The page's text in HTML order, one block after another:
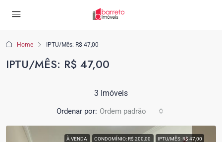
Home IPTU/Mês: R$ 47,00
IPTU/MÊS: R$ 47,00
3 Imóveis
Ordenar por: Ordem padrão
À VENDA CONDOMÍNIO: R$ 200,00 IPTU/MÊS: R$ 47,00